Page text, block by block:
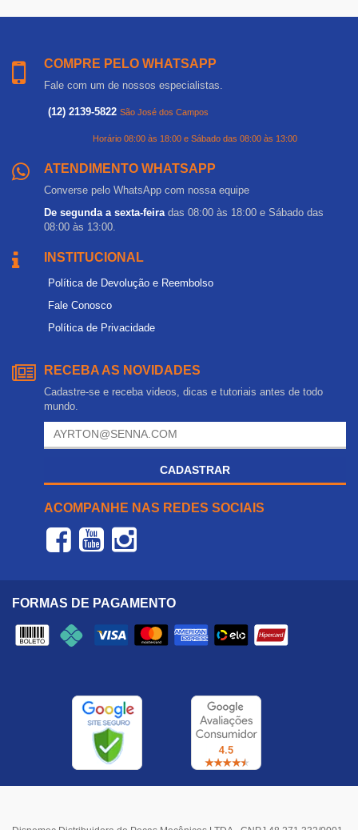
COMPRE PELO WHATSAPP
Fale com um de nossos especialistas.
(12) 2139-5822 São José dos Campos
Horário 08:00 às 18:00 e Sábado das 08:00 às 13:00
ATENDIMENTO WHATSAPP
Converse pelo WhatsApp com nossa equipe
De segunda a sexta-feira das 08:00 às 18:00 e Sábado das
08:00 às 13:00.
INSTITUCIONAL
Política de Devolução e Reembolso
Fale Conosco
Política de Privacidade
RECEBA AS NOVIDADES
Cadastre-se e receba videos, dicas e tutoriais antes de todo
mundo.
CADASTRAR
ACOMPANHE NAS REDES SOCIAIS
FORMAS DE PAGAMENTO